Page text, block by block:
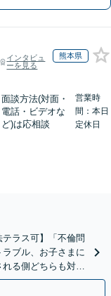
インタビュ
ーを見る
熊本県
面談方法(対面・
電話・ビデオな
ど)は応相談
営業時
間：本日
定休日
テラス可】「不倫問
ブル、お子さまに
る側どちらも対応
車場あり】